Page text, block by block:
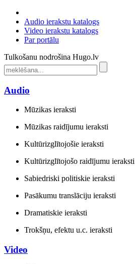
Audio ierakstu katalogs
Video ierakstu katalogs
Par portālu
Tulkošanu nodrošina Hugo.lv
Audio
Mūzikas ieraksti
Mūzikas raidījumu ieraksti
Kultūrizglītojošie ieraksti
Kultūrizglītojošo raidījumu ieraksti
Sabiedriski politiskie ieraksti
Pasākumu translāciju ieraksti
Dramatiskie ieraksti
Trokšņu, efektu u.c. ieraksti
Video